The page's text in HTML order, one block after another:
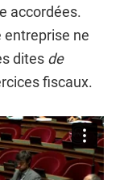
accordées.
entreprise ne
dites de
fiscaux.